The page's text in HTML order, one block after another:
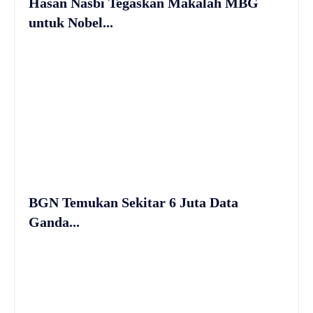
Hasan Nasbi Tegaskan Makalah MBG
untuk Nobel...
BGN Temukan Sekitar 6 Juta Data
Ganda...